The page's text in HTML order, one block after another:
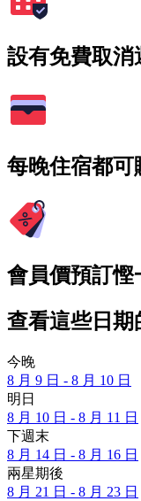
設有免費取消
每晚住宿都可
會員價預訂慳
查看這些日期
今晚
8 月 9 日 - 8 月 10 日
明日
8 月 10 日 - 8 月 11 日
下週末
8 月 14 日 - 8 月 16 日
兩星期後
8 月 21 日 - 8 月 23 日